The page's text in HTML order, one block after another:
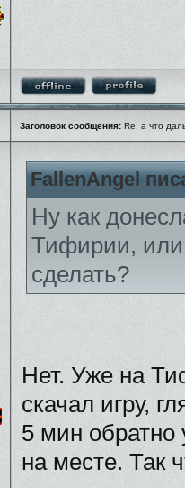
Заголовок сообщения: Re: а что
FallenAngel
Ну как
Тифирии, или
сделать?
Нет. Уже на
скачал игру,
5 мин обратно
на месте. Так